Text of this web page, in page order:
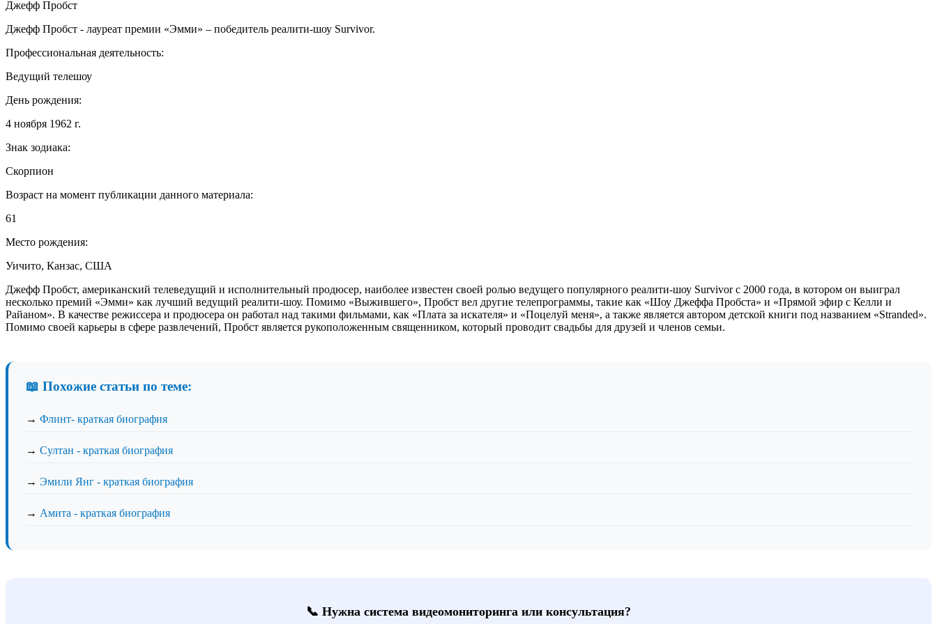
Джефф Пробст
Джефф Пробст - лауреат премии «Эмми» – победитель реалити-шоу Survivor.
Профессиональная деятельность:
Ведущий телешоу
День рождения:
4 ноября 1962 г.
Знак зодиака:
Скорпион
Возраст на момент публикации данного материала:
61
Место рождения:
Уичито, Канзас, США
Джефф Пробст, американский телеведущий и исполнительный продюсер, наиболее известен своей ролью ведущего популярного реалити-шоу Survivor с 2000 года, в котором он выиграл
несколько премий «Эмми» как лучший ведущий реалити-шоу. Помимо «Выжившего», Пробст вел другие телепрограммы, такие как «Шоу Джеффа Пробста» и «Прямой эфир с Келли и
Райаном». В качестве режиссера и продюсера он работал над такими фильмами, как «Плата за искателя» и «Поцелуй меня», а также является автором детской книги под названием «Stranded».
Помимо своей карьеры в сфере развлечений, Пробст является рукоположенным священником, который проводит свадьбы для друзей и членов семьи.
📖 Похожие статьи по теме:
→ Флинт- краткая биография
→ Султан - краткая биография
→ Эмили Янг - краткая биография
→ Амита - краткая биография
📞 Нужна система видеомониторинга или консультация?